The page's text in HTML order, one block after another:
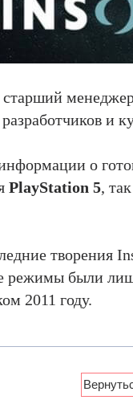
старший
и
о
PlayStation 5,
творения
режимы были
2011 году.